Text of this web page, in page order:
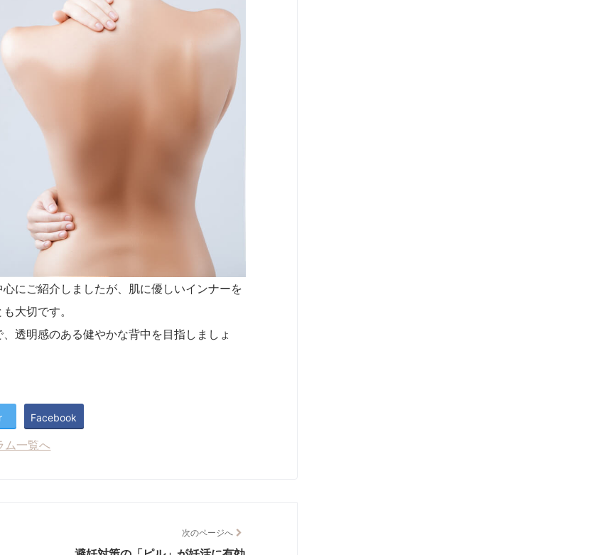
にご紹介しましたが、肌に優しいインナーを
大切です。
透明感のある健やかな背中を目指しましょ
Facebook
ム一覧へ
次のページへ